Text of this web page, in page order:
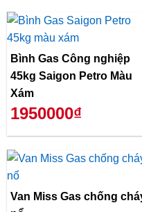
Bình Gas Công nghiệp
45kg Saigon Petro Màu
Xám
1950000₫
Van Miss Gas chống cháy